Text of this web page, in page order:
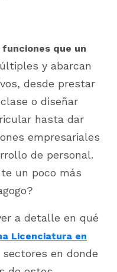
funciones que un
y abarcan
desde prestar
o diseñar
hasta dar
empresariales
de personal.
un poco más
a detalle en qué
Licenciatura en
en donde